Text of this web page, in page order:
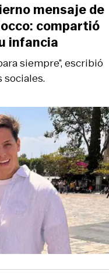
siempre”, escribió
sociales.
mensaje de
compartió
infancia